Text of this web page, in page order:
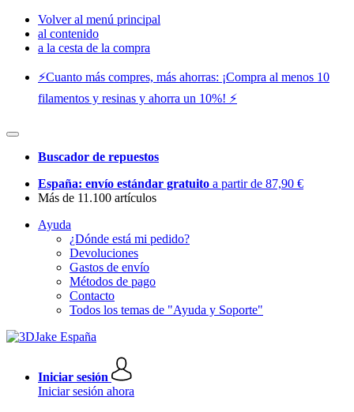
Volver al menú principal
al contenido
a la cesta de la compra
⚡️Cuanto más compres, más ahorras: ¡Compra al menos 10
filamentos y resinas y ahorra un 10%! ⚡️
Buscador de repuestos
España: envío estándar gratuito a partir de 87,90 €
Más de 11.100 artículos
Ayuda
¿Dónde está mi pedido?
Devoluciones
Gastos de envío
Métodos de pago
Contacto
Todos los temas de "Ayuda y Soporte"
Iniciar sesión
Iniciar sesión ahora